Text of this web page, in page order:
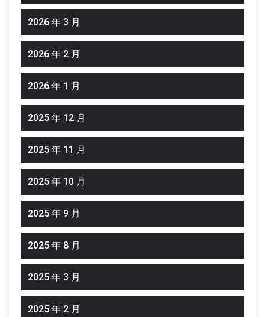
2026 年 3 月
2026 年 2 月
2026 年 1 月
2025 年 12 月
2025 年 11 月
2025 年 10 月
2025 年 9 月
2025 年 8 月
2025 年 3 月
2025 年 2 月